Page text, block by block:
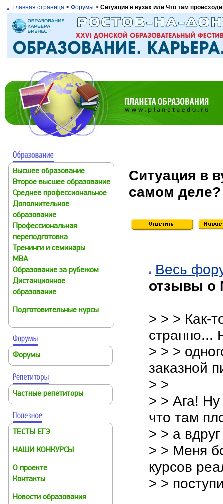
Главная страница > Форумы > Ситуация в вузах или Что там
Высшее образование
Второе высшее образование
Среднее профессиональное
Дополнительное
образование
Профессиональная
переподготовка
Тренинги и семинары
MBA
Образование за рубежом
Дистанционное
образование
Подготовительные курсы
Форумы
Частные репетиторы
ТЕСТЫ ЕГЭ
НАШИ КОНКУРСЫ
О проекте
Контакты
Новости образования
Ситуация в
самом деле?
Весь
отзывы о
> > > Как-
странно...
> > >
заказной
> >
> > Ага! Ну
что там
> > а
> > Меня
курсов
> >